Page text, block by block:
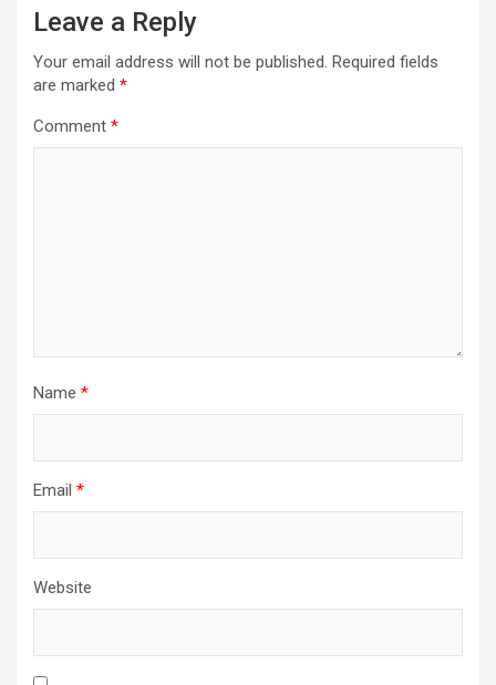
Leave a Reply
Your email address will not be published. Required fields
are marked *
Comment *
Name *
Email *
Website